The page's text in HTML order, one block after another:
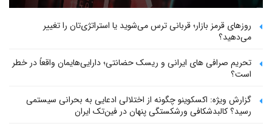
روزهای قرمز بازار؛ قربانی ترس می‌شوید یا استراتژی‌تان را تغییر
می‌دهید؟
تحریم صرافی های ایرانی و ریسک حضانتی؛ دارایی‌هایمان واقعاً در خطر
است؟
گزارش ویژه: اکسکوینو چگونه از اختلالی ادعایی به بحرانی سیستمی
رسید؟ کالبدشکافی ورشکستگی پنهان در فین‌تک ایران